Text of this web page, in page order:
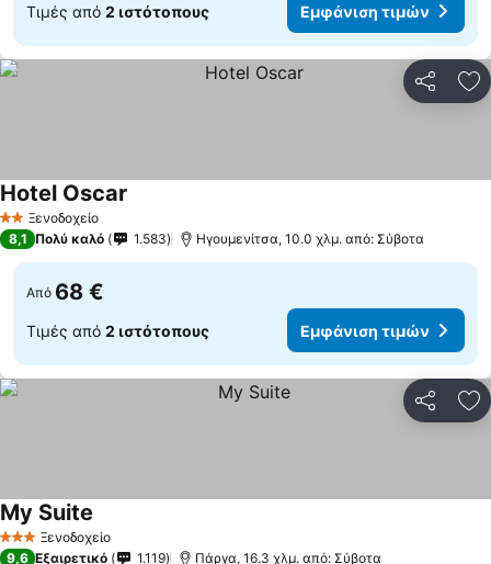
Τιμές από 2 ιστότοπους Εμφάνιση τιμών
2 ΑστέριαΞενοδοχείο
Hotel Oscar
8,1 Πολύ καλό 1.583 Ηγουμενίτσα, 10.0 χλμ. από: Σύβοτα
Από 68 €
Τιμές από 2 ιστότοπους Εμφάνιση τιμών
3 ΑστέριαΞενοδοχείο
My Suite
9,6 Εξαιρετικό 1.119 Πάργα, 16.3 χλμ. από: Σύβοτα